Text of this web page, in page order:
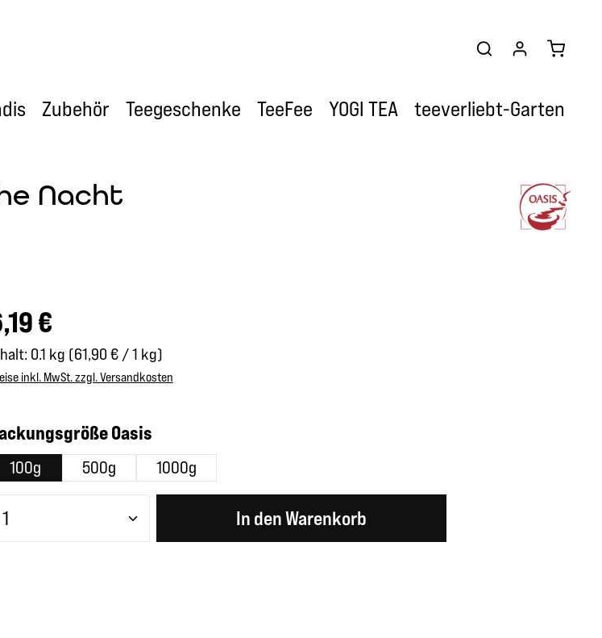
Zubehör Teegeschenke TeeFee YOGI TEA teeverliebt-Garten
Nacht
Preis:
€
0.1 kg (61,90 € / 1 kg)
inkl. MwSt. zzgl. Versandkosten
Oasisauswählen
100g 500g 1000g
Produkt Anzahl: Gib den gewünschten Wert ein oder benutze die Schaltflächen
In den Warenkorb